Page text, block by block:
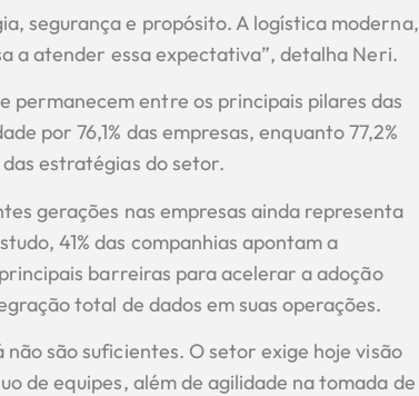
segurança e propósito. A logística moderna,
a atender essa expectativa”, detalha Neri.
permanecem entre os principais pilares das
por 76,1% das empresas, enquanto 77,2%
estratégias do setor.
gerações nas empresas ainda representa
41% das companhias apontam a
barreiras para acelerar a adoção
total de dados em suas operações.
são suficientes. O setor exige hoje visão
de equipes, além de agilidade na tomada de